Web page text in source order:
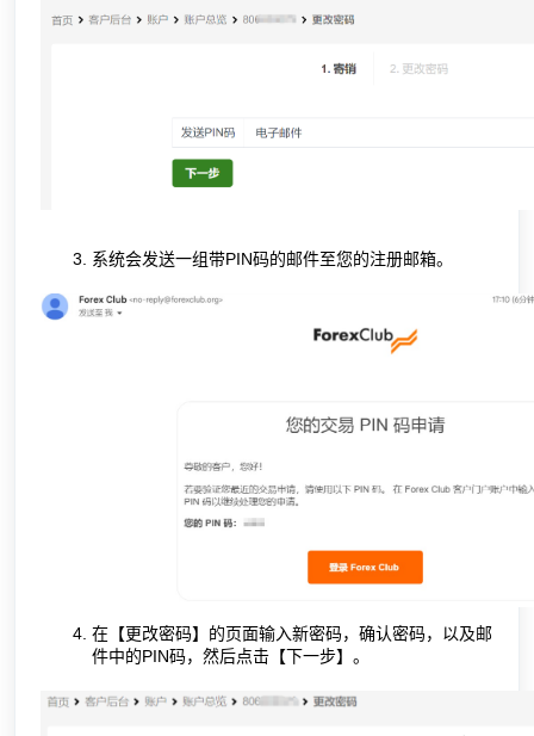
系统会发送一组带PIN码的邮件至您的注册邮箱。
在【更改密码】的页面输入新密码，确认密码，以及邮
件中的PIN码，然后点击【下一步】。